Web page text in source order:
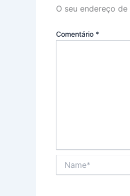
O seu endereço
Comentário *